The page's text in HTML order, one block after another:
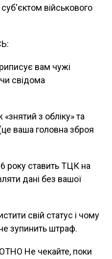
військового
вам чужі
свідома
з обліку» та
ваша головна зброя
року ставить ТЦК на
дані без вашої
свій статус і чому
зупинить штраф.
Не чекайте, поки